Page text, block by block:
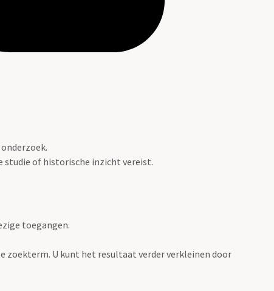
studie of historische inzicht vereist.
toegangen.
zoekterm. U kunt het resultaat verder verkleinen door